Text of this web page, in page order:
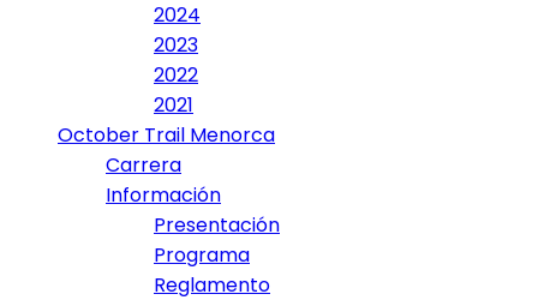
2024
2023
2022
2021
October Trail Menorca
Carrera
Información
Presentación
Programa
Reglamento